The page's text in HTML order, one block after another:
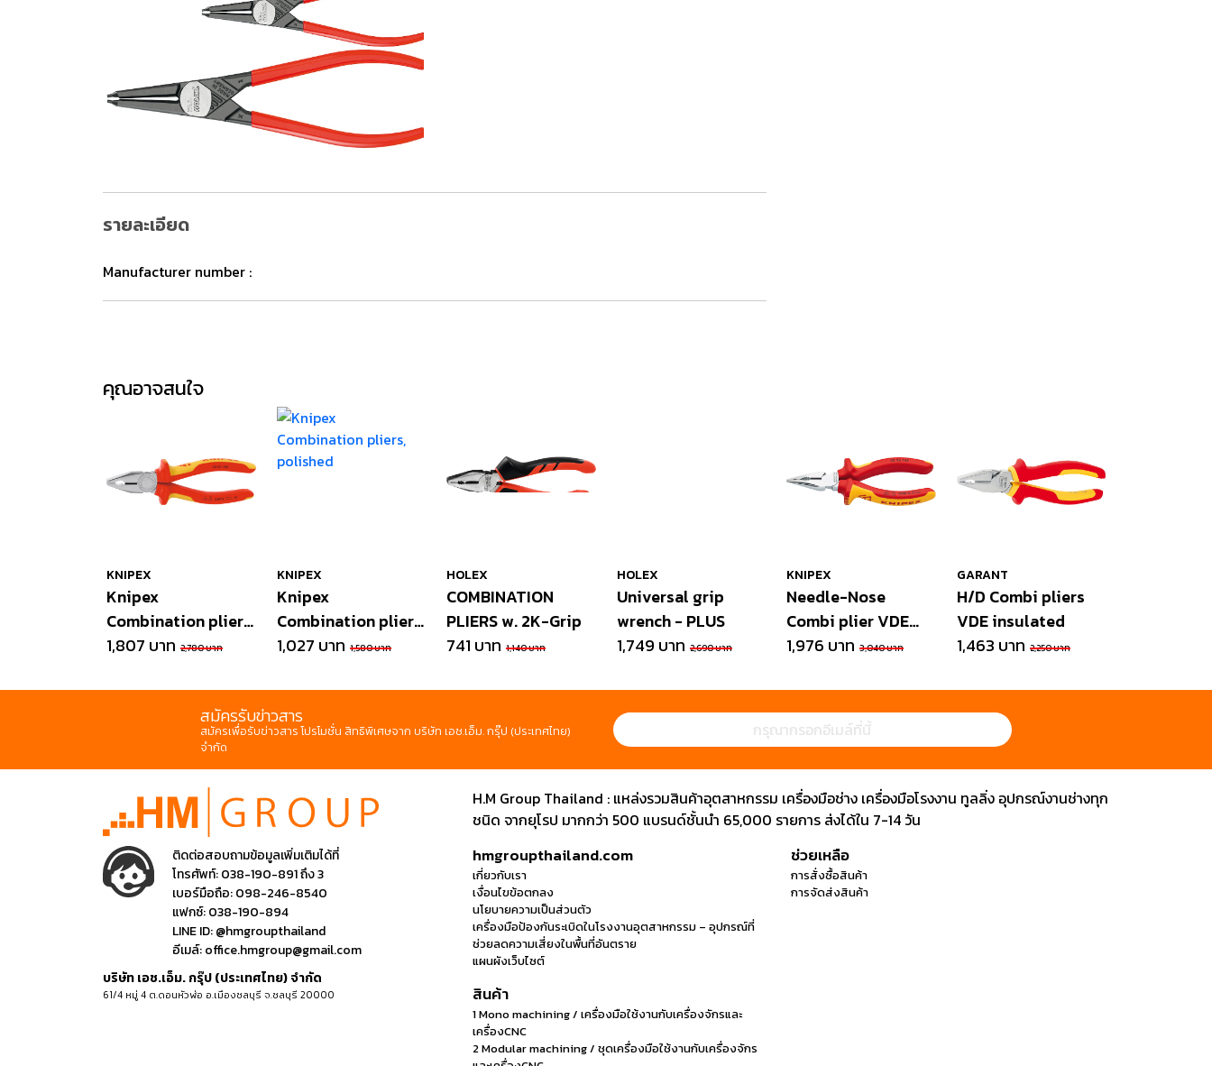
รายละเอียด
Manufacturer number :
คุณอาจสนใจ
KNIPEX
Knipex
Combination pliers
VDE insulated
1,807 บาท 2,780 บาท
KNIPEX
Knipex
Combination pliers,
polished
1,027 บาท 1,580 บาท
HOLEX
COMBINATION
PLIERS w. 2K-Grip
741 บาท 1,140 บาท
HOLEX
Universal grip
wrench - PLUS
1,749 บาท 2,690 บาท
KNIPEX
Needle-Nose
Combi plier VDE
insulated
1,976 บาท 3,040 บาท
GARANT
H/D Combi pliers
VDE insulated
1,463 บาท 2,250 บาท
สมัครรับข่าวสาร
สมัครเพื่อรับข่าวสาร โปรโมชั่น สิทธิพิเศษจาก บริษัท เอช.เอ็ม. กรุ๊ป (ประเทศไทย)
จำกัด
ติดต่อสอบถามข้อมูลเพิ่มเติมได้ที่
โทรศัพท์:038-190-891 ถึง 3
เบอร์มือถือ:098-246-8540
แฟกซ์:038-190-894
LINE ID:@hmgroupthailand
อีเมล์:office.hmgroup@gmail.com
บริษัท เอช.เอ็ม. กรุ๊ป (ประเทศไทย) จำกัด
61/4 หมู่ 4 ต.ดอนหัวฬ่อ อ.เมืองชลบุรี จ.ชลบุรี 20000
H.M Group Thailand : แหล่งรวมสินค้าอุตสาหกรรม เครื่องมือช่าง เครื่องมือโรงงาน ทูลลิ่ง อุปกรณ์งานช่างทุก
ชนิด จากยุโรป มากกว่า 500 แบรนด์ชั้นนำ 65,000 รายการ ส่งได้ใน 7-14 วัน
hmgroupthailand.com
เกี่ยวกับเรา
เงื่อนไขข้อตกลง
นโยบายความเป็นส่วนตัว
เครื่องมือป้องกันระเบิดในโรงงานอุตสาหกรรม – อุปกรณ์ที่
ช่วยลดความเสี่ยงในพื้นที่อันตราย
แผนผังเว็บไซต์
ช่วยเหลือ
การสั่งซื้อสินค้า
การจัดส่งสินค้า
สินค้า
1 Mono machining / เครื่องมือใช้งานกับเครื่องจักรและ
เครื่องCNC
2 Modular machining / ชุดเครื่องมือใช้งานกับเครื่องจักร